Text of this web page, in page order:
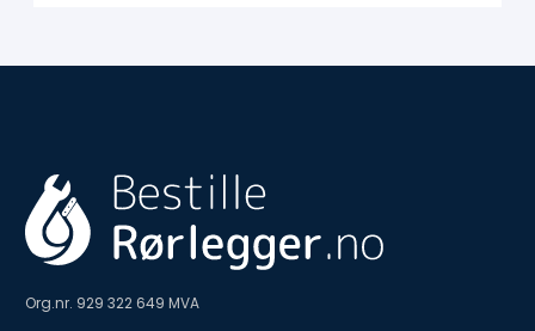
Org.nr. 929 322 649 MVA